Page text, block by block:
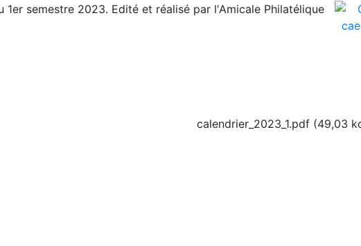
1er semestre 2023. Edité et réalisé par l'Amicale Philatélique
calendrier_2023_1.pdf (49,03